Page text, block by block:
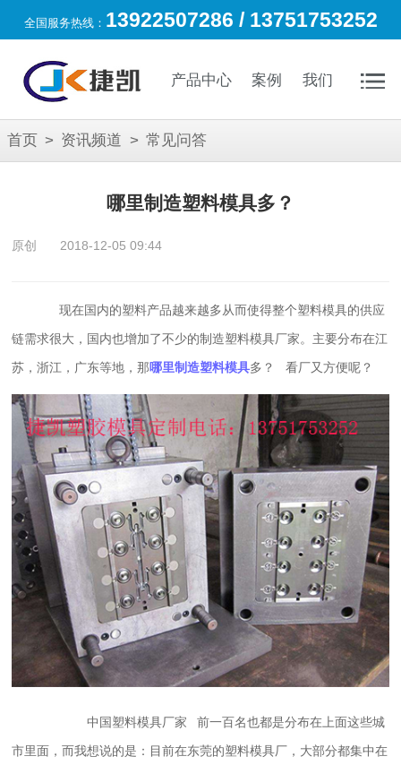
全国服务热线： 13922507286 / 13751753252
产品中心 案例 我们
首页 > 资讯频道 > 常见问答
哪里制造塑料模具多？
原创 2018-12-05 09:44
现在国内的塑料产品越来越多从而使得整个塑料模具的供应
链需求很大，国内也增加了不少的制造塑料模具厂家。主要分布在江
苏，浙江，广东等地，那哪里制造塑料模具多？ 看厂又方便呢？
中国塑料模具厂家 前一百名也都是分布在上面这些城
市里面，而我想说的是：目前在东莞的塑料模具厂，大部分都集中在